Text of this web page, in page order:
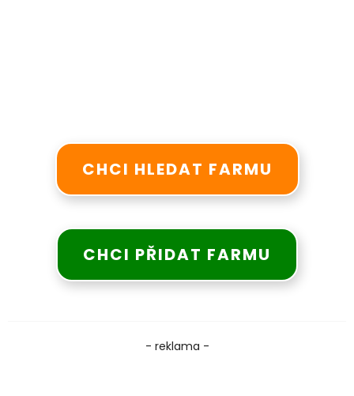
CHCI HLEDAT FARMU
CHCI PŘIDAT FARMU
- reklama -